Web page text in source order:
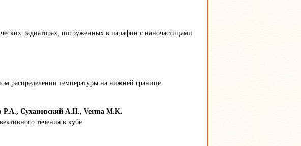
радиаторах, погруженных в парафин с наночастицами
распределении температуры на нижней границе
Сухановский А.Н., Verma M.K.
течения в кубе